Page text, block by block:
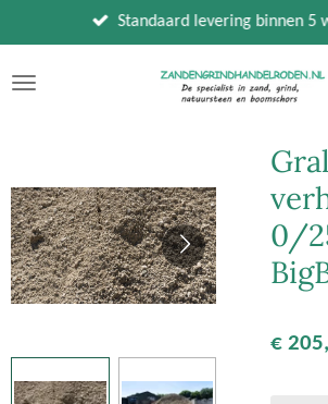
direct
naar
Standaard levering binnen 5
0/
€